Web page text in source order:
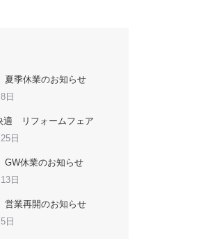
夏季休業のお知らせ
日
適 リフォームフェア
日
GW休業のお知らせ
日
営業再開のお知らせ
日